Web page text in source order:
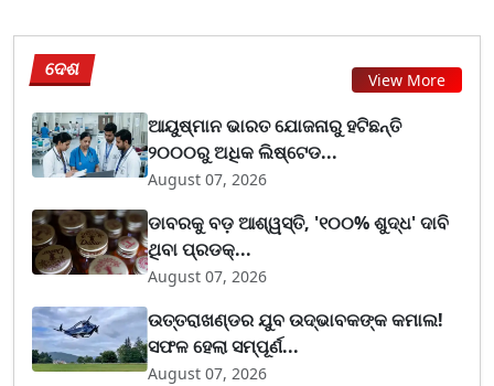
ଦେଶ View More
ଆୟୁଷ୍ମାନ ଭାରତ ଯୋଜନାରୁ ହଟିଛନ୍ତି
୨୦୦୦ରୁ ଅଧିକ ଲିଷ୍ଟେଡ...
August 07, 2026
ଡାବରକୁ ବଡ଼ ଆଶ୍ୱସ୍ତି, '୧୦୦% ଶୁଦ୍ଧ' ଦାବି
ଥିବା ପ୍ରଡକ୍...
August 07, 2026
ଉତ୍ତରାଖଣ୍ଡର ଯୁବ ଉଦ୍ଭାବକଙ୍କ କମାଲ!
ସଫଳ ହେଲା ସମ୍ପୂର୍ଣ...
August 07, 2026